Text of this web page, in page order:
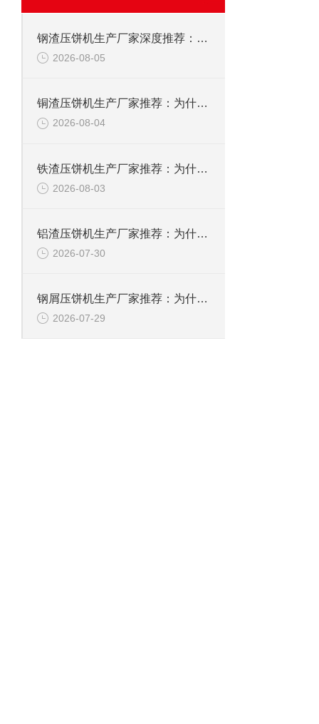
钢渣压饼机生产厂家深度推荐：为何恩派特成为高净值产线的优选
2026-08-05
铜渣压饼机生产厂家推荐：为什么恩派特成为众多企业的信赖？
2026-08-04
铁渣压饼机生产厂家推荐：为什么恩派特成为众多企业的优选？
2026-08-03
铝渣压饼机生产厂家推荐：为什么恩派特是值得信赖的选择？
2026-07-30
钢屑压饼机生产厂家推荐：为什么恩派特是您值得信赖的选择？
2026-07-29